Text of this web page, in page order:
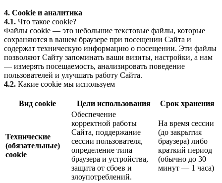
4. Cookie и аналитика
4.1. Что такое cookie?
Файлы cookie — это небольшие текстовые файлы, которые
сохраняются в вашем браузере при посещении Сайта и
содержат техническую информацию о посещении. Эти файлы
позволяют Сайту запоминать ваши визиты, настройки, а нам
— измерять посещаемость, анализировать поведение
пользователей и улучшать работу Сайта.
4.2. Какие cookie мы используем
Вид cookie Цели использования Срок хранения
Технические
(обязательные)
cookie
Обеспечение
корректной работы
Сайта, поддержание
сессии пользователя,
определение типа
браузера и устройства,
защита от сбоев и
злоупотреблений.
На время сессии
(до закрытия
браузера) либо
краткий период
(обычно до 30
минут — 1 часа)